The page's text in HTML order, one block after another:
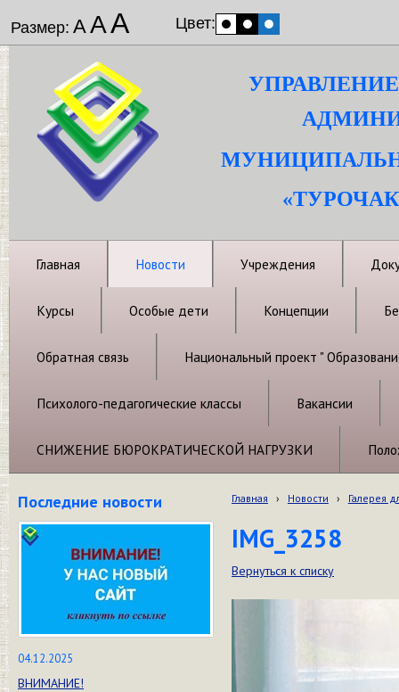
Размер: ААА Цвет:
Главная Новости Учреждения
Курсы Особые дети Концепции
Обратная связь Национальный проект "
Психолого-педагогические классы Вакансии
СНИЖЕНИЕ БЮРОКРАТИЧЕСКОЙ НАГРУЗКИ
Последние новости
04.12.2025
ВНИМАНИЕ!
Главная › Новости › Галерея
IMG_3258
Вернуться к списку